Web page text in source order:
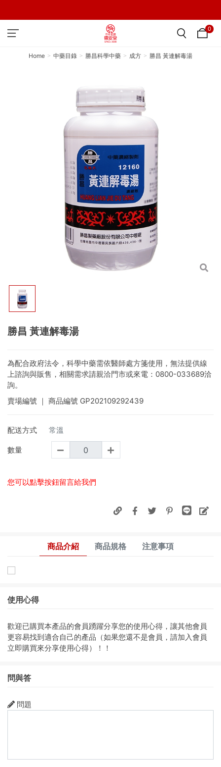
0
Home 中藥目錄 勝昌科學中藥 成方 勝昌 黃連解毒湯
勝昌 黃連解毒湯
為配合政府法令，科學中藥需依醫師處方箋使用，無法提供線
上諮詢與販售，相關需求請親洽門市或來電：0800-033689洽
詢。
賣場編號 ｜ 商品編號 GP202109292439
配送方式 常溫
數量
您可以點擊按鈕留言給我們
商品介紹 商品規格 注意事項
使用心得
歡迎已購買本產品的會員踴躍分享您的使用心得，讓其他會員
更容易找到適合自己的產品（如果您還不是會員，請加入會員
立即購買來分享使用心得）！！
問與答
問題